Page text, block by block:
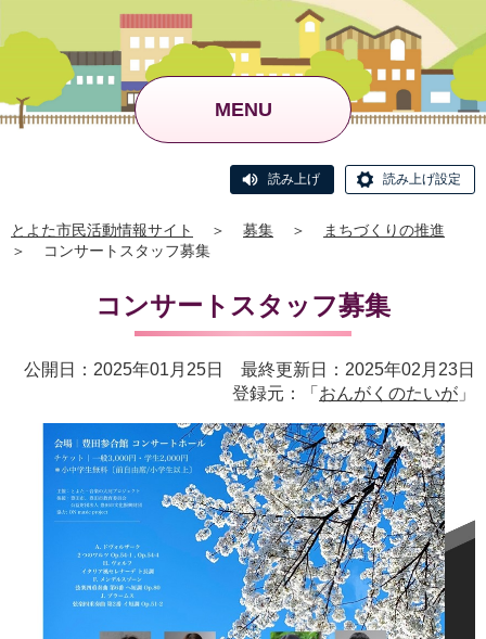
MENU
読み上げ 読み上げ設定
とよた市民活動情報サイト ＞ 募集 ＞
まちづくりの推進
＞
コンサートスタッフ募集
コンサートスタッフ募集
公開日：2025年01月25日 最終更新日：2025年02月23日
登録元：「 おんがくのたいが 」